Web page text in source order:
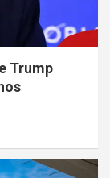
Trump